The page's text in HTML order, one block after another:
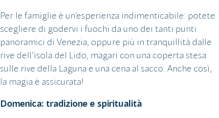
Per le famiglie è un’esperienza indimenticabile: potete
scegliere di godervi i fuochi da uno dei tanti punti
panoramici di Venezia, oppure più in tranquillità dalle
rive dell’isola del Lido, magari con una coperta stesa
sulle rive della Laguna e una cena al sacco. Anche così,
la magia è assicurata!
Domenica: tradizione e spiritualità